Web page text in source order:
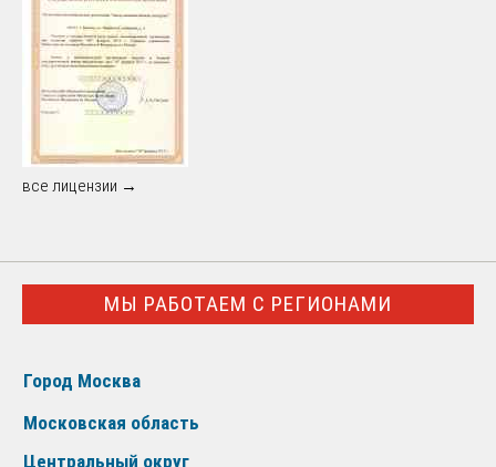
все лицензии →
МЫ РАБОТАЕМ С РЕГИОНАМИ
Город Москва
Московская область
Центральный округ